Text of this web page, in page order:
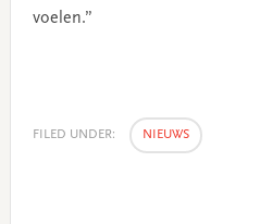
voelen.”
FILED UNDER: NIEUWS